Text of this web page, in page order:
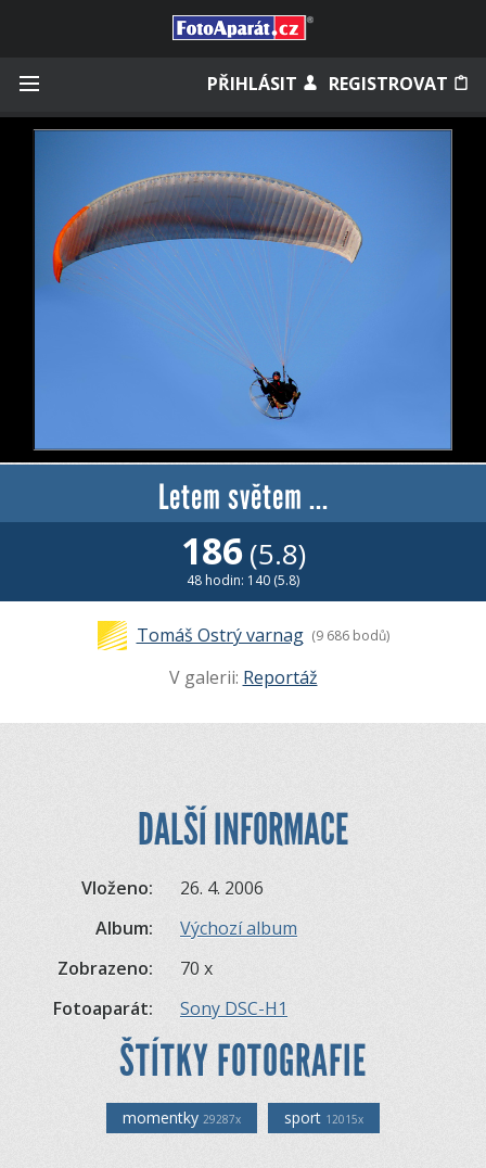
PŘIHLÁSIT REGISTROVAT
Zapamatovat
Zapomněli jste heslo?
Měli jste účet na starém webu?
Letem světem ...
186 (5.8)
48 hodin: 140 (5.8)
Tomáš Ostrý varnag (9 686 bodů)
V galerii: Reportáž
DALŠÍ INFORMACE
Vloženo:
26. 4. 2006
Album:
Výchozí album
Zobrazeno:
70 x
Fotoaparát:
Sony DSC-H1
ŠTÍTKY FOTOGRAFIE
momentky 29287x sport 12015x